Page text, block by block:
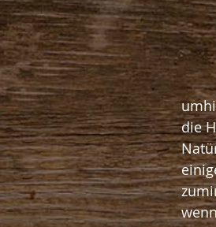
die